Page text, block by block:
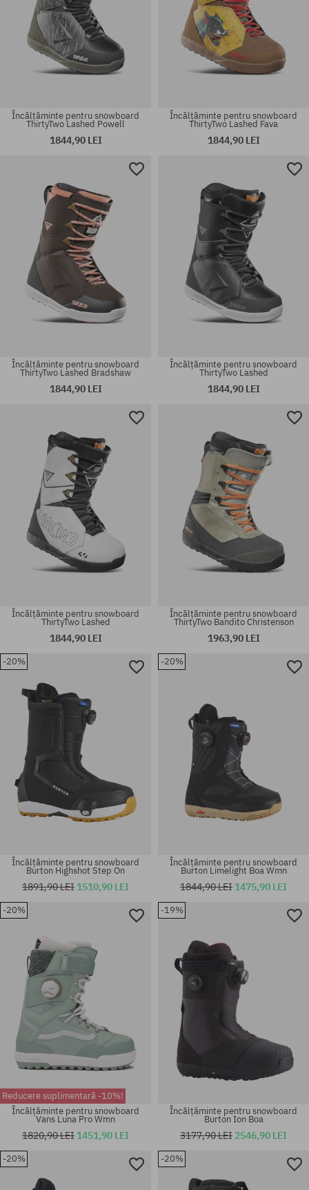
Încălțăminte pentru snowboard
ThirtyTwo Lashed Powell
1844,90 LEI
Încălțăminte pentru snowboard
ThirtyTwo Lashed Fava
1844,90 LEI
Mărimi existente:
Încălțăminte pentru snowboard
ThirtyTwo Lashed Bradshaw
1844,90 LEI
Mărimi existente:
Încălțăminte pentru snowboard
ThirtyTwo Lashed
1844,90 LEI
Mărimi existente:
Încălțăminte pentru snowboard
ThirtyTwo Lashed
1844,90 LEI
Mărimi existente:
Încălțăminte pentru snowboard
ThirtyTwo Bandito Christenson
1963,90 LEI
-20%
Mărimi existente:
41.5; 42; 42.5; 44; 47
Încălțăminte pentru snowboard
Burton Highshot Step On
1891,90 LEI 1510,90 LEI
-20%
Mărimi existente:
39; 40.5
Încălțăminte pentru snowboard
Burton Limelight Boa Wmn
1844,90 LEI 1475,90 LEI
-20%
Reducere suplimentară -10%!
Încălțăminte pentru snowboard
Vans Luna Pro Wmn
1820,90 LEI 1451,90 LEI
-19%
Încălțăminte pentru snowboard
Burton Ion Boa
3177,90 LEI 2546,90 LEI
-20% -20%